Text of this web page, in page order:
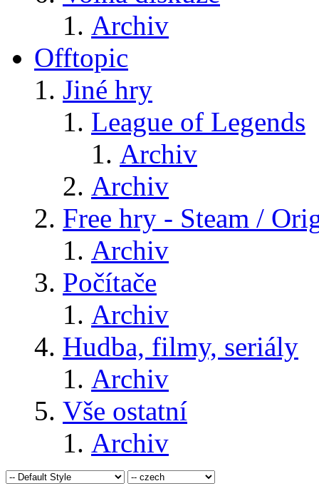
Archiv
Offtopic
Jiné hry
League of Legends
Archiv
Archiv
Free hry - Steam /
Archiv
Počítače
Archiv
Hudba, filmy, seriály
Archiv
Vše ostatní
Archiv